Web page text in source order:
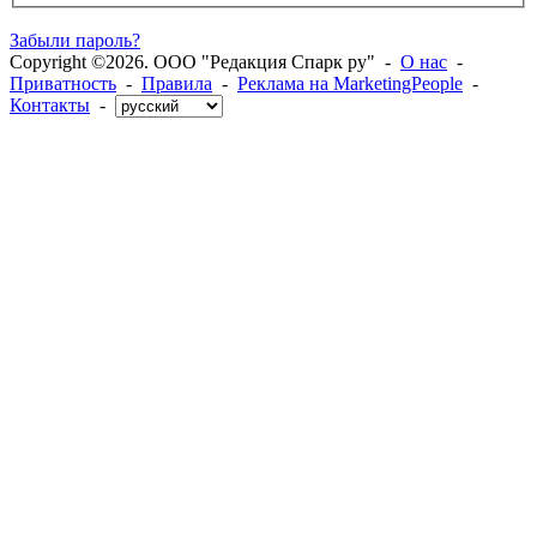
Забыли пароль?
Copyright ©2026. ООО "Редакция Спарк ру" - О нас -
Приватность - Правила - Реклама на MarketingPeople -
Контакты -